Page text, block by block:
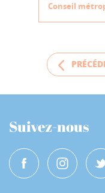
Conseil
Suivez-nous